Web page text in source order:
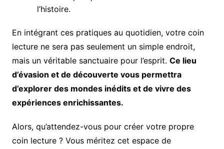
l’histoire.
En intégrant ces pratiques au quotidien, votre coin
lecture ne sera pas seulement un simple endroit,
mais un véritable sanctuaire pour l’esprit. Ce lieu
d’évasion et de découverte vous permettra
d’explorer des mondes inédits et de vivre des
expériences enrichissantes.
Alors, qu’attendez-vous pour créer votre propre
coin lecture ? Vous méritez cet espace de